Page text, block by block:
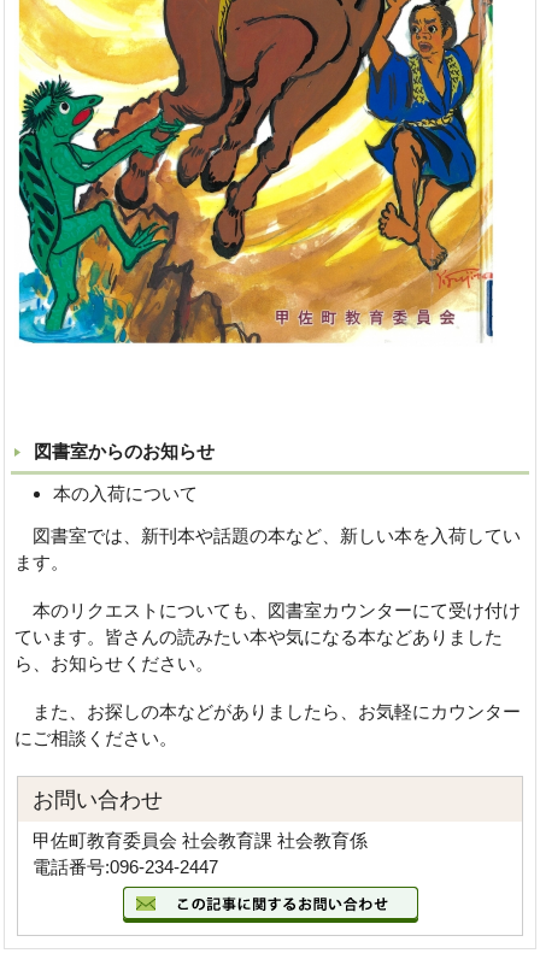
図書室からのお知らせ
本の入荷について
図書室では、新刊本や話題の本など、新しい本を入荷してい
ます。
本のリクエストについても、図書室カウンターにて受け付け
ています。皆さんの読みたい本や気になる本などありました
ら、お知らせください。
また、お探しの本などがありましたら、お気軽にカウンター
にご相談ください。
お問い合わせ
甲佐町教育委員会 社会教育課 社会教育係
電話番号:096-234-2447